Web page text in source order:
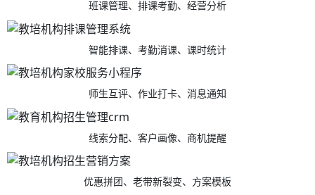
班课管理、排课考勤、经营分析
智能排课、考勤消课、课时统计
师生互评、作业打卡、消息通知
线索分配、客户画像、商机提醒
优惠拼团、老带新裂变、方案模板